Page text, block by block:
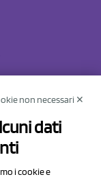
1
non necessari ✕
dati
i cookie e